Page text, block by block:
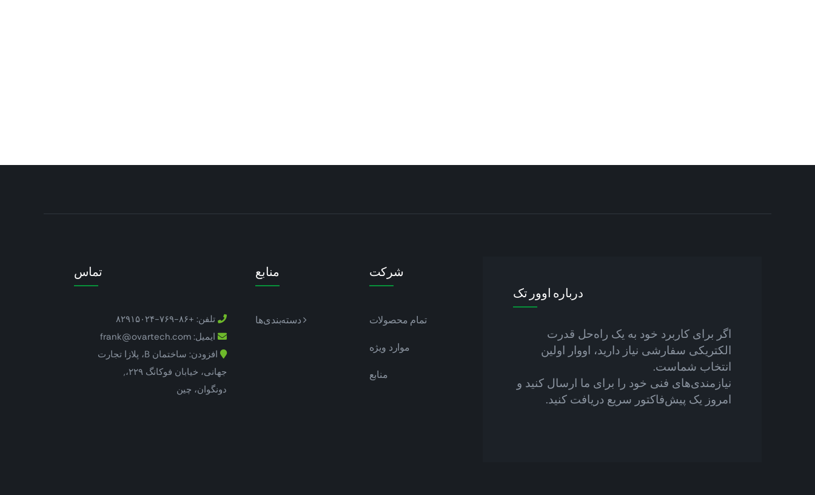
درباره اوور تک
اگر برای کاربرد خود به یک راه‌حل قدرت
الکتریکی سفارشی نیاز دارید، اووار اولین
انتخاب شماست.
نیازمندی‌های فنی خود را برای ما ارسال کنید و
امروز یک پیش‌فاکتور سریع دریافت کنید.
شرکت
تمام محصولات
موارد ویژه
منابع
منابع
دسته‌بندی‌ها
تماس
تلفن: +۸۶-۷۶۹-۸۲۹۱۵۰۲۴
ایمیل: frank@ovartech.com
افزودن: ساختمان B، پلازا تجارت
جهانی، خیابان فوکانگ ۲۲۹،,
دونگوان، چین